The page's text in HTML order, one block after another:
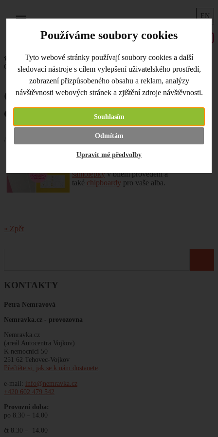
Používáme soubory cookies
Tyto webové stránky používají soubory cookies a další
sledovací nástroje s cílem vylepšení uživatelského prostředí,
zobrazení přizpůsobeného obsahu a reklam, analýzy
návštěvnosti webových stránek a zjištění zdroje návštěvnosti.
Souhlasím
Odmítám
Upravit mé předvolby
EN
KONTAKTY
Petra Nemravová
Nemravka.cz - provozovna
Nemravka.cz
(areál Autocentra Vojkov)
K nemocnici 50
251 62 Tehovec-Vojkov
Přečtěte si, jak se k nám dostanete.
e-mail: info@nemravka.cz
+420 602 479 542
Provozní doba:
po 8.30 – 14.00
čt 8.30 – 14.00
Úvodní strana
Co je nového
České letní samolepky a chipboardy
České letní samolepky a
chipboardy
NOVINKA!!! Nepřehlédněte naše nové
samolepkyv bílém provedení a
také chipboardy pro vaše alba.
« Zpět